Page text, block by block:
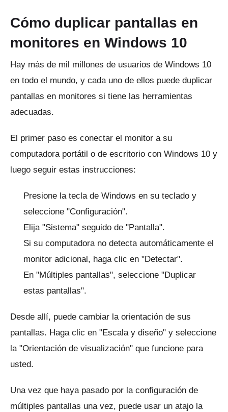
Cómo duplicar pantallas en
monitores en Windows 10
Hay más de mil millones de usuarios de Windows 10
en todo el mundo, y cada uno de ellos puede duplicar
pantallas en monitores si tiene las herramientas
adecuadas.
El primer paso es conectar el monitor a su
computadora portátil o de escritorio con Windows 10 y
luego seguir estas instrucciones:
Presione la tecla de Windows en su teclado y
seleccione "Configuración".
Elija "Sistema" seguido de "Pantalla".
Si su computadora no detecta automáticamente el
monitor adicional, haga clic en "Detectar".
En "Múltiples pantallas", seleccione "Duplicar
estas pantallas".
Desde allí, puede cambiar la orientación de sus
pantallas. Haga clic en "Escala y diseño" y seleccione
la "Orientación de visualización" que funcione para
usted.
Una vez que haya pasado por la configuración de
múltiples pantallas una vez, puede usar un atajo la